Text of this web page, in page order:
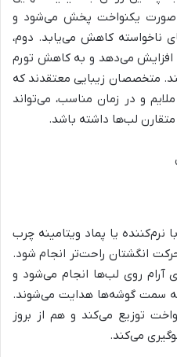
صورت یکنواخت پخش می‌شود و
ناخواسته کاهش می‌یابد. دوم،
افزایش می‌دهد و به کاهش تورم
متخصصان زیبایی معتقدند که
و در زمان مناسب، می‌تواند
لب‌ها داشته باشد.
نرم‌کننده یا پماد ویتامینه چرب
انگشتان راحت‌تر انجام شود.
آرام روی لب‌ها انجام می‌شود و
به سمت گوشه‌ها هدایت می‌شوند.
توزیع می‌کند و هم از بروز
می‌کند.